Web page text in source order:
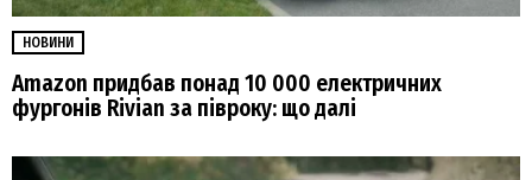
НОВИНИ
Amazon придбав понад 10 000 електричних
фургонів Rivian за півроку: що далі